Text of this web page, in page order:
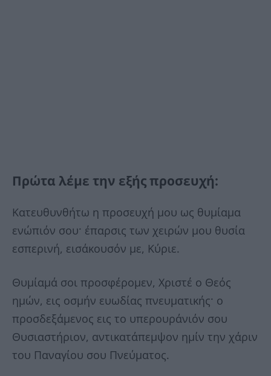
Πρώτα λέμε την εξής προσευχή:
Κατευθυνθήτω η προσευχή μου ως θυμίαμα
ενώπιόν σου· έπαρσις των χειρών μου θυσία
εσπερινή, εισάκουσόν με, Κύριε.
Θυμίαμά σοι προσφέρομεν, Χριστέ ο Θεός
ημών, εις οσμήν ευωδίας πνευματικής· ο
προσδεξάμενος εις το υπερουράνιόν σου
Θυσιαστήριον, αντικατάπεμψον ημίν την χάριν
του Παναγίου σου Πνεύματος.